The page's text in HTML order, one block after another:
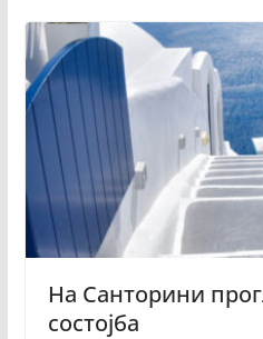
На Санторини
состојба